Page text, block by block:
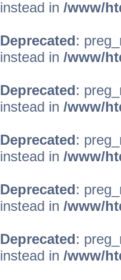
instead in /www/
Deprecated:
instead in /www/
Deprecated:
instead in /www/
Deprecated:
instead in /www/
Deprecated:
instead in /www/
Deprecated:
instead in /www/